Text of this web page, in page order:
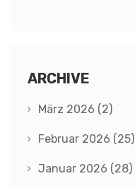
ARCHIVE
März 2026 (2)
Februar 2026 (25)
Januar 2026 (28)